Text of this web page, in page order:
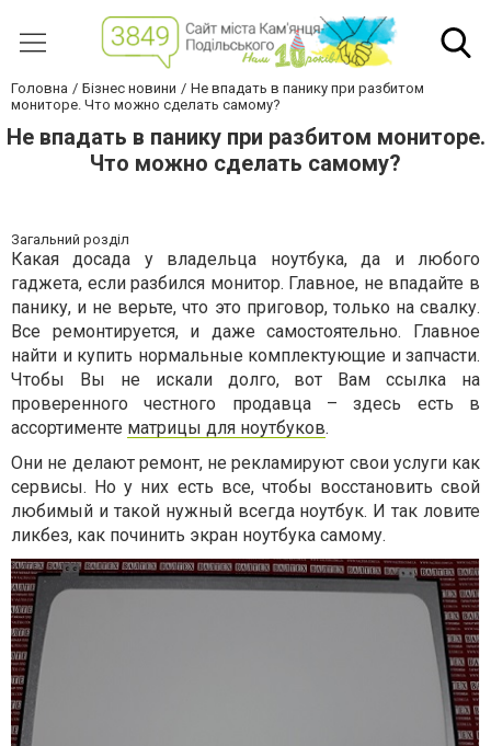
Головна Бізнес новини
Не впадать в панику при разбитом
мониторе. Что можно сделать самому?
Не впадать в панику при разбитом мониторе.
Что можно сделать самому?
Загальний розділ
Какая досада у владельца ноутбука, да и любого
гаджета, если разбился монитор. Главное, не впадайте в
панику, и не верьте, что это приговор, только на свалку.
Все ремонтируется, и даже самостоятельно. Главное
найти и купить нормальные комплектующие и запчасти.
Чтобы Вы не искали долго, вот Вам ссылка на
проверенного честного продавца – здесь есть в
ассортименте матрицы для ноутбуков.
Они не делают ремонт, не рекламируют свои услуги как
сервисы. Но у них есть все, чтобы восстановить свой
любимый и такой нужный всегда ноутбук. И так ловите
ликбез, как починить экран ноутбука самому.